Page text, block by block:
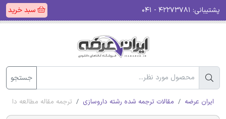
پشتیبانی: سبد خرید
جستجو
ایران عرضه مقالات ترجمه شده رشته داروسازی ترجمه مقاله مطالعه